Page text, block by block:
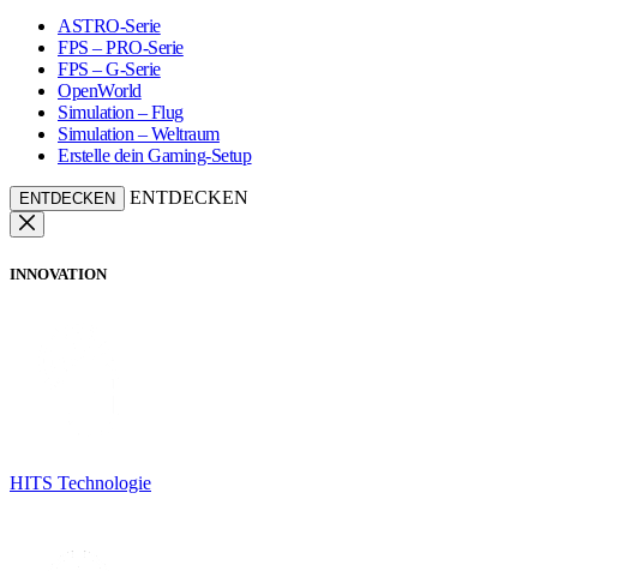
ASTRO-Serie
FPS – PRO-Serie
FPS – G-Serie
OpenWorld
Simulation – Flug
Simulation – Weltraum
Erstelle dein Gaming-Setup
ENTDECKEN ENTDECKEN
INNOVATION
HITS Technologie